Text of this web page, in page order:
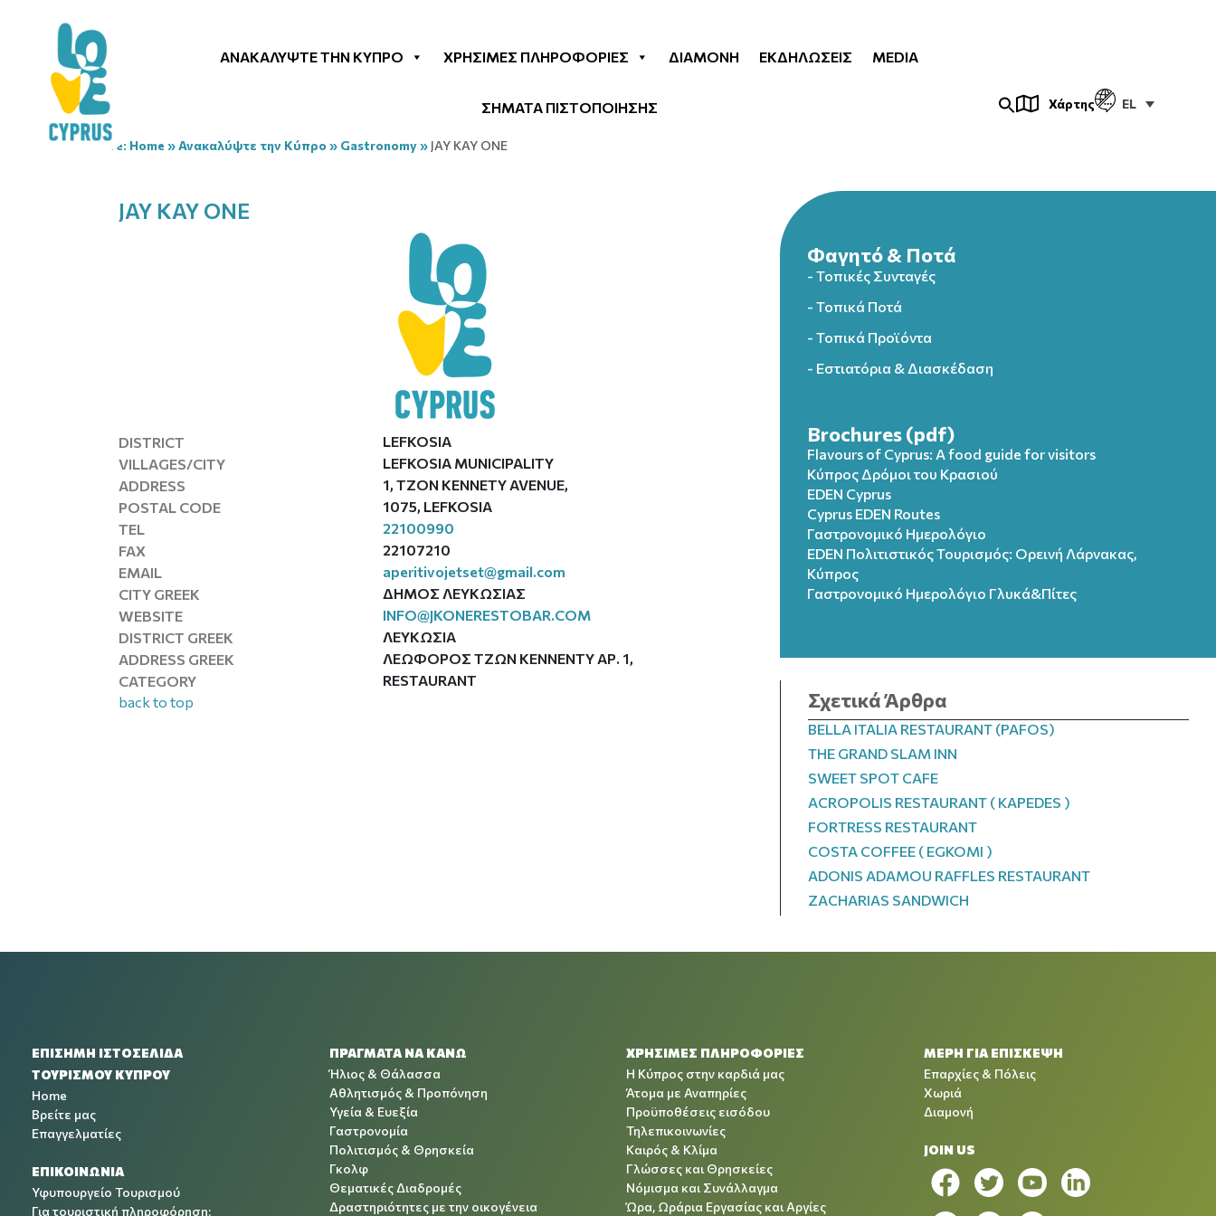
ΑΝΑΚΑΛΎΨΤΕ ΤΗΝ ΚΎΠΡΟ ΧΡΉΣΙΜΕΣ ΠΛΗΡΟΦΟΡΊΕΣ ΔΙΑΜΟΝΉ ΕΚΔΗΛΏΣΕΙΣ MEDIA
ΣΗΜΑΤΑ ΠΙΣΤΟΠΟΙΗΣΗΣ Χάρτης EL
You are here: Home »Ανακαλύψτε την Κύπρο » Gastronomy» JAY KAY ONE
JAY KAY ONE
DISTRICT
LEFKOSIA
VILLAGES/CITY
LEFKOSIA MUNICIPALITY
ADDRESS
1, TZON KENNETY AVENUE,
POSTAL CODE
1075, LEFKOSIA
TEL
22100990
FAX
22107210
EMAIL
aperitivojetset@gmail.com
CITY GREEK
ΔΗΜΟΣ ΛΕΥΚΩΣΙΑΣ
WEBSITE
INFO@JKONERESTOBAR.COM
DISTRICT GREEK
ΛΕΥΚΩΣΙΑ
ADDRESS GREEK
ΛΕΩΦΟΡΟΣ ΤΖΩΝ ΚΕΝΝΕΝΤΥ ΑΡ. 1,
CATEGORY
RESTAURANT
back to top
Φαγητό & Ποτά
- Τοπικές Συνταγές
- Τοπικά Ποτά
- Τοπικά Προϊόντα
- Εστιατόρια & Διασκέδαση
Brochures (pdf)
Flavours of Cyprus: A food guide for visitors
Κύπρος Δρόμοι του Κρασιού
EDEN Cyprus
Cyprus EDEN Routes
Γαστρονομικό Ημερολόγιο
EDEN Πολιτιστικός Τουρισμός: Ορεινή Λάρνακας,
Κύπρος
Γαστρονομικό Ημερολόγιo Γλυκά&Πίτες
Σχετικά Άρθρα
BELLA ITALIA RESTAURANT (PAFOS)
THE GRAND SLAM INN
SWEET SPOT CAFE
ACROPOLIS RESTAURANT ( KAPEDES )
FORTRESS RESTAURANT
COSTA COFFEE ( EGKOMI )
ADONIS ADAMOU RAFFLES RESTAURANT
ZACHARIAS SANDWICH
ΕΠΙΣΗΜΗ ΙΣΤΟΣΕΛΙΔΑ
ΤΟΥΡΙΣΜΟΥ ΚΥΠΡΟΥ
Home
Βρείτε μας
Επαγγελματίες
ΕΠΙΚΟΙΝΩΝΙΑ
Υφυπουργείο Τουρισμού
Για τουριστική πληροφόρηση:
ΠΡΑΓΜΑΤΑ ΝΑ ΚΑΝΩ
Ήλιος & Θάλασσα
Αθλητισμός & Προπόνηση
Υγεία & Ευεξία
Γαστρονομία
Πολιτισμός & Θρησκεία
Γκολφ
Θεματικές Διαδρομές
Δραστηριότητες με την οικογένεια
ΧΡΉΣΙΜΕΣ ΠΛΗΡΟΦΟΡΊΕΣ
Η Κύπρος στην καρδιά μας
Άτομα με Αναπηρίες
Προϋποθέσεις εισόδου
Τηλεπικοινωνίες
Καιρός & Κλίμα
Γλώσσες και Θρησκείες
Νόμισμα και Συνάλλαγμα
Ώρα, Ωράρια Εργασίας και Αργίες
ΜΕΡΗ ΓΙΑ ΕΠΙΣΚΕΨΗ
Επαρχίες & Πόλεις
Χωριά
Διαμονή
JOIN US